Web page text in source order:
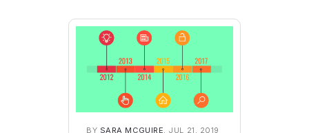
BY SARA MCGUIRE, JUL 21, 2019